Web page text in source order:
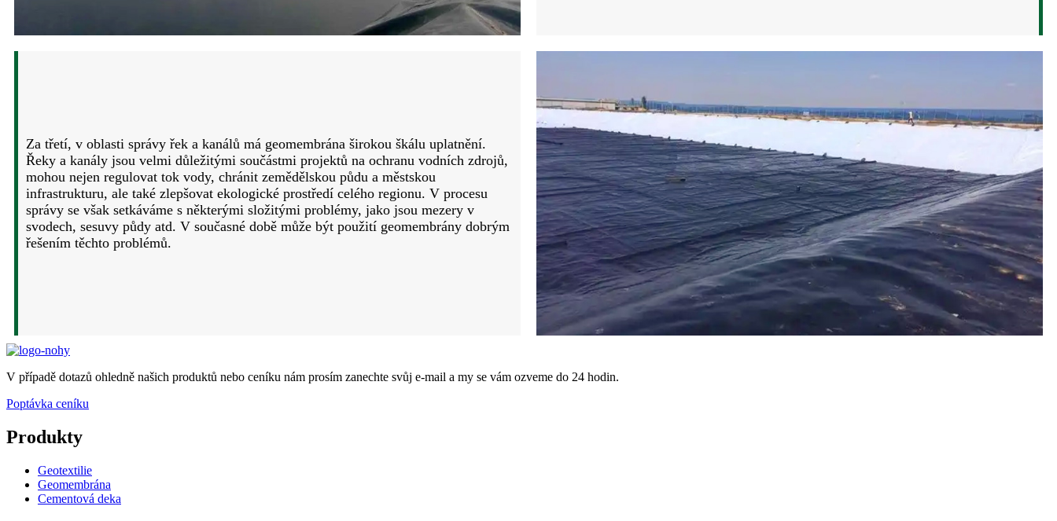
Za třetí, v oblasti správy řek a kanálů má geomembrána širokou škálu uplatnění.
Řeky a kanály jsou velmi důležitými součástmi projektů na ochranu vodních zdrojů,
mohou nejen regulovat tok vody, chránit zemědělskou půdu a městskou
infrastrukturu, ale také zlepšovat ekologické prostředí celého regionu. V procesu
správy se však setkáváme s některými složitými problémy, jako jsou mezery v
svodech, sesuvy půdy atd. V současné době může být použití geomembrány dobrým
řešením těchto problémů.
V případě dotazů ohledně našich produktů nebo ceníku nám prosím zanechte svůj e-mail a my se vám ozveme do 24 hodin.
Poptávka ceníku
Produkty
Geotextilie
Geomembrána
Cementová deka